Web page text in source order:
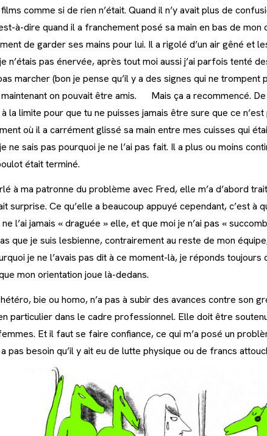
comme si de rien n’était. Quand il n’y avait plus de
à-dire quand il a franchement posé sa main en bas de mon
de garder ses mains pour lui. Il a rigolé d’un air gêné et
n’étais pas énervée, après tout moi aussi j’ai parfois tenté
marcher (bon je pense qu’il y a des signes qui ne trompent
maintenant on pouvait être amis. Mais ça a recommencé.
la limite pour que tu ne puisses jamais être sure que ce
où il a carrément glissé sa main entre mes cuisses qui
ne sais pas pourquoi je ne l’ai pas fait. Il a plus ou moins
était terminé.
à ma patronne du problème avec Fred, elle m’a d’abord
surprise. Ce qu’elle a beaucoup appuyé cependant, c’est à
ne l’ai jamais « draguée » elle, et que moi je n’ai pas «
que je suis lesbienne, contrairement au reste de mon
je ne l’avais pas dit à ce moment-là, je réponds toujours
mon orientation joue là-dedans.
bie ou homo, n’a pas à subir des avances contre son
particulier dans le cadre professionnel. Elle doit être
Et il faut se faire confiance, ce qui m’a posé un
a pas besoin qu’il y ait eu de lutte physique ou de francs